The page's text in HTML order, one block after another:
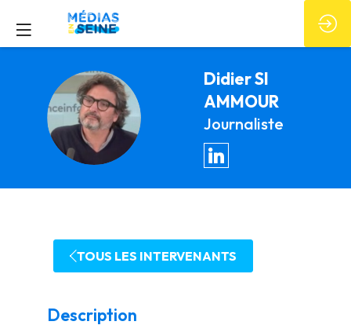
DSA
DidierSI
AMMOUR
Journaliste
TOUS LES INTERVENANTS
Description